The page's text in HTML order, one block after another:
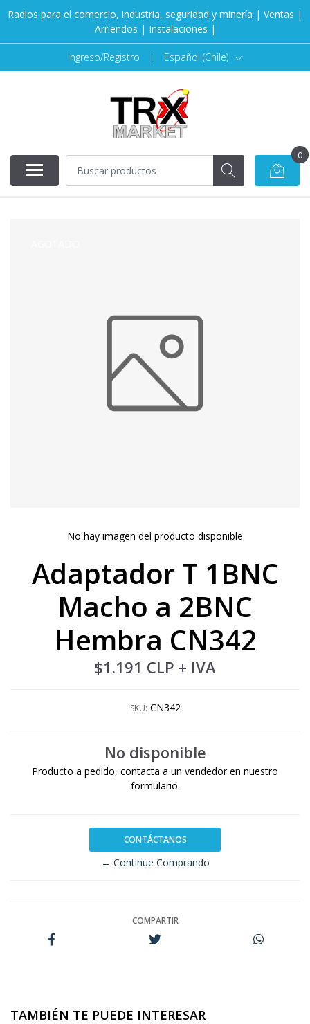
Radios para el comercio, industria, seguridad y minería | Ventas |
Arriendos | Instalaciones |
Ingreso/Registro | Español (Chile)
0
No hay imagen del producto disponible
Adaptador T 1BNC
Macho a 2BNC
Hembra CN342
$1.191 CLP + IVA
SKU: CN342
No disponible
Producto a pedido, contacta a un vendedor en nuestro
formulario.
CONTÁCTANOS
← Continue Comprando
COMPARTIR
TAMBIÉN TE PUEDE INTERESAR